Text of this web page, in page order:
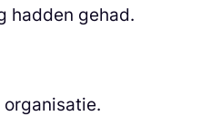
hadden gehad.